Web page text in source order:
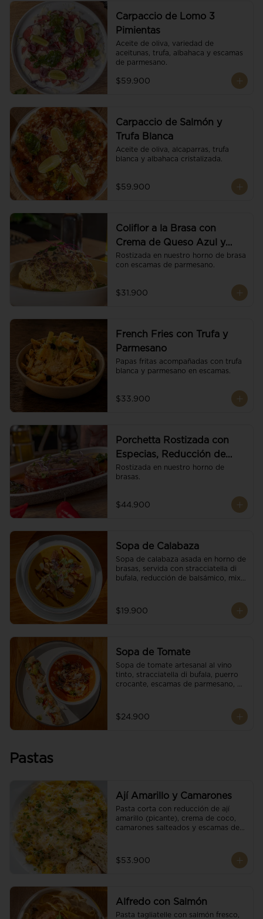
Carpaccio de Lomo 3
Pimientas
Aceite de oliva, variedad de
aceitunas, trufa, albahaca y escamas
de parmesano.
$59.900
Carpaccio de Salmón y
Trufa Blanca
Aceite de oliva, alcaparras, trufa
blanca y albahaca cristalizada.
$59.900
Coliflor a la Brasa con
Crema de Queso Azul y
Vino
Rostizada en nuestro horno de brasa
con escamas de parmesano.
$31.900
French Fries con Trufa y
Parmesano
Papas fritas acompañadas con trufa
blanca y parmesano en escamas.
$33.900
Porchetta Rostizada con
Especias, Reducción de
Panela y Vino
Rostizada en nuestro horno de
brasas.
$44.900
Sopa de Calabaza
Sopa de calabaza asada en horno de
brasas, servida con stracciatella di
bufala, reducción de balsámico, mix
$19.900
Sopa de Tomate
Sopa de tomate artesanal al vino
tinto, stracciatella di bufala, puerro
crocante, escamas de parmesano,
Acompañado de un tostón de pan
focaccia.
$24.900
Pastas
Ají Amarillo y Camarones
Pasta corta con reducción de ají
amarillo (picante), crema de coco,
camarones salteados y escamas de
$53.900
Alfredo con Salmón
Pasta tagliatelle con salmón fresco,